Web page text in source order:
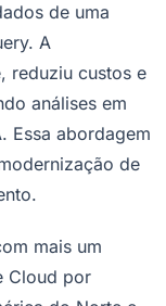
do
dois
Google
no
ajudando
​​e de